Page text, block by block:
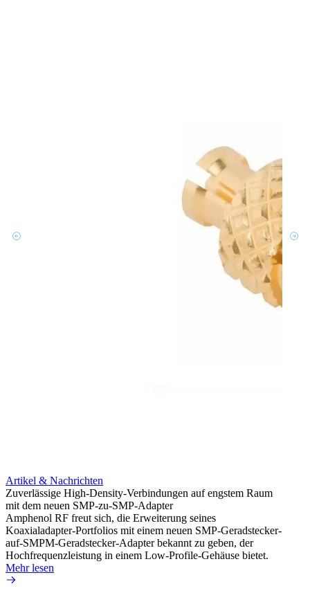
Artikel & Nachrichten
Zuverlässige High-Density-Verbindungen auf engstem Raum
mit dem neuen SMP-zu-SMP-Adapter
Amphenol RF freut sich, die Erweiterung seines
Koaxialadapter-Portfolios mit einem neuen SMP-Geradstecker-
auf-SMPM-Geradstecker-Adapter bekannt zu geben, der
Hochfrequenzleistung in einem Low-Profile-Gehäuse bietet.
Mehr lesen